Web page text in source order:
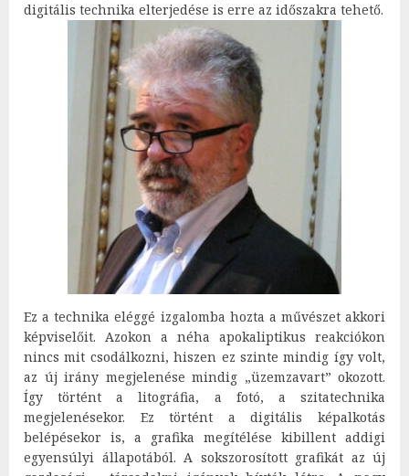
digitális technika elterjedése is erre az időszakra tehető.
Ez a technika eléggé izgalomba hozta a művészet akkori
képviselőit. Azokon a néha apokaliptikus reakciókon
nincs mit csodálkozni, hiszen ez szinte mindig így volt,
az új irány megjelenése mindig „üzemzavart” okozott.
Így történt a litográfia, a fotó, a szitatechnika
megjelenésekor. Ez történt a digitális képalkotás
belépésekor is, a grafika megítélése kibillent addigi
egyensúlyi állapotából. A sokszorosított grafikát az új